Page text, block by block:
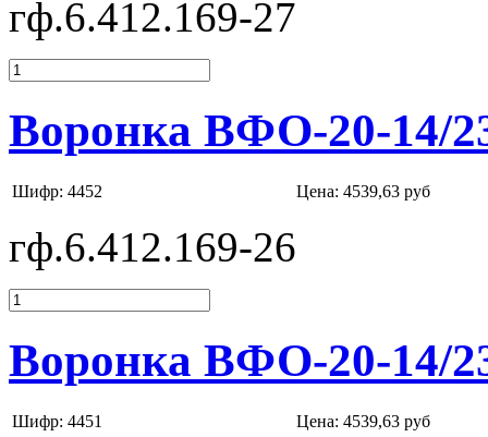
гф.6.412.169-27
Воронка ВФО-20-14/
Шифр: 4452 Цена: 4539,63 руб
гф.6.412.169-26
Воронка ВФО-20-14/
Шифр: 4451 Цена: 4539,63 руб